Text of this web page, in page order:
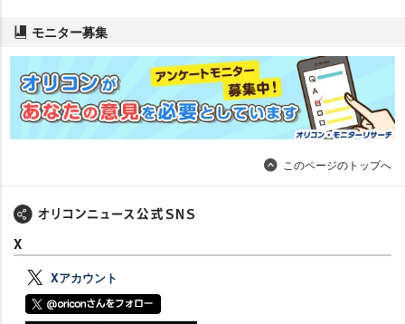
モニター募集
このページのトップへ
X
Xアカウント